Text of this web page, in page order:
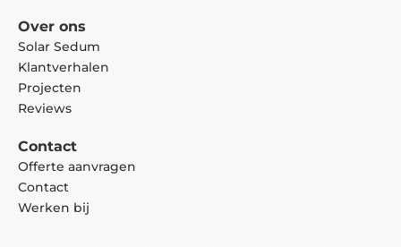
Over ons
Solar Sedum
Klantverhalen
Projecten
Reviews
Contact
Offerte aanvragen
Contact
Werken bij